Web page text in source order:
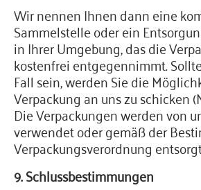
Wir nennen Ihnen dann eine
Sammelstelle oder ein
in Ihrer Umgebung, das die
kostenfrei entgegennimmt.
Fall sein, werden Sie die
Verpackung an uns zu schicken
Die Verpackungen werden von
verwendet oder gemäß der
Verpackungsverordnung
9. Schlussbestimmungen